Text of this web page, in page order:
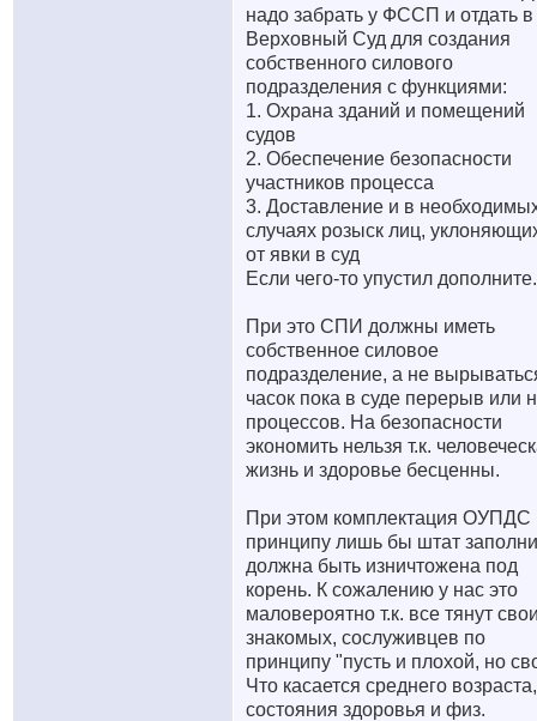
надо забрать у ФССП и отдать в
Верховный Суд для создания
собственного силового
подразделения с функциями:
1. Охрана зданий и помещений
судов
2. Обеспечение безопасности
участников процесса
3. Доставление и в
случаях розыск лиц,
от явки в суд
Если чего-то упустил дополните.
При это СПИ должны иметь
собственное силовое
подразделение, а не
часок пока в суде перерыв или
процессов. На безопасности
экономить нельзя т.к.
жизнь и здоровье бесценны.
При этом комплектация ОУПДС
принципу лишь бы штат
должна быть изничтожена под
корень. К сожалению у нас это
маловероятно т.к. все тянут
знакомых, сослуживцев по
принципу "пусть и плохой, но
Что касается среднего возраста,
состояния здоровья и физ.